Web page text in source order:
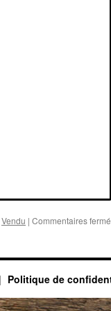
Vendu | Commentaires
Politique de